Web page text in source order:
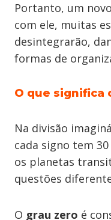
Portanto, um
com ele, muitas
desintegrarão,
formas de
O que significa
Na divisão
cada signo tem
os planetas
questões
O grau zero é